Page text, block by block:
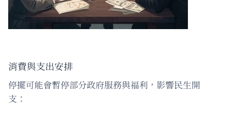
消費與支出安排
停擺可能會暫停部分政府服務與福利，影響民生開
支：